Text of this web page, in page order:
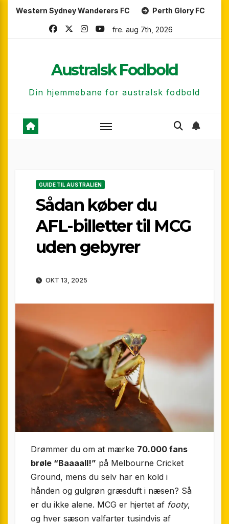
Skip
Wanderers FC Perth Glory FC Central
fre. aug 7th, 2026
Australsk Fodbold
Din hjemmebane for australsk fodbold
GUIDE TIL AUSTRALIEN
Sådan køber du
AFL-billetter til MCG
uden gebyrer
OKT 13, 2025
Drømmer du om at mærke 70.000 fans
brøle “Baaaall!” på Melbourne Cricket
Ground, mens du selv har en kold i
hånden og gulgrøn græsduft i næsen? Så
er du ikke alene. MCG er hjertet af footy,
og hver sæson valfarter tusindvis af